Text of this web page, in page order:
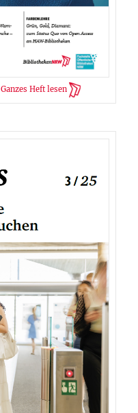
Ganzes Heft lesen